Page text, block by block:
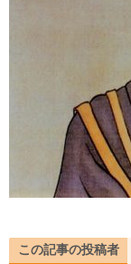
この記事の投稿者